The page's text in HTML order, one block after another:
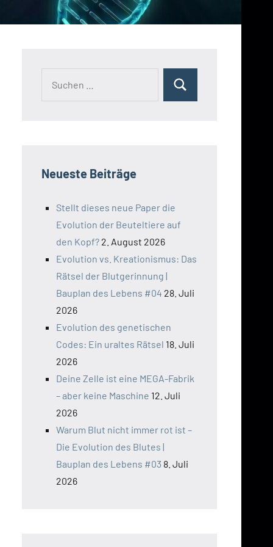
Suchen
Neueste Beiträge
Stellt dieses neue Paper die
Evolution der Beuteltiere auf
den Kopf? 2. August 2026
Evolution vs. Kreationismus: Das
Rätsel der Blutgerinnung |
Bauplan des Lebens #04 28. Juli
2026
Evolution des genetischen
Codes: Ein uraltes Rätsel 18. Juli
2026
Deine Zelle ist eine MEGA-Fabrik
– aber keine Maschine 12. Juli
2026
Warum Blut nicht immer rot ist –
Die Evolution des Blutes |
Bauplan des Lebens #03 8. Juli
2026